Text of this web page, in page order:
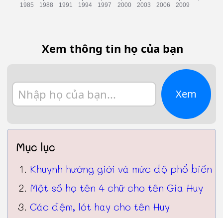
Xem thông tin họ của bạn
Xem
Mục lục
Khuynh hướng giới và mức độ phổ biến
Một số họ tên 4 chữ cho tên Gia Huy
Các đệm, lót hay cho tên Huy